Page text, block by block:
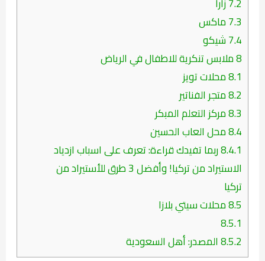
7.3ماكس
7.4شيكو
8ملابس تنكرية للاطفال في الرياض
8.1محلات تويز
8.2متجر الفناتير
8.3مركز التعلم المبكر
8.4محل العاب الحسين
8.4.1ربما تفيدك قراءة: تعرف على اسباب ازدياد
الاستيراد من تركيا! وأفضل 3 طرق للأستيراد من
تركيا
8.5محلات سيتي بلازا
8.5.1
8.5.2المصدر: أهل السعودية